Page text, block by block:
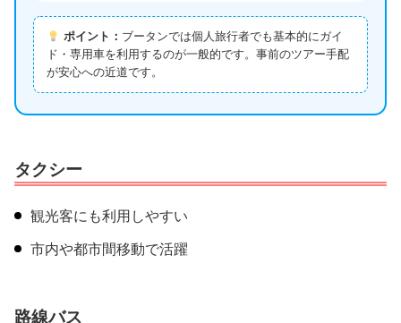
ポイント： ブータンでは個人旅行者でも基本的にガイ
ド・専用車を利用するのが一般的です。事前のツアー手配
が安心への近道です。
タクシー
観光客にも利用しやすい
市内や都市間移動で活躍
路線バス